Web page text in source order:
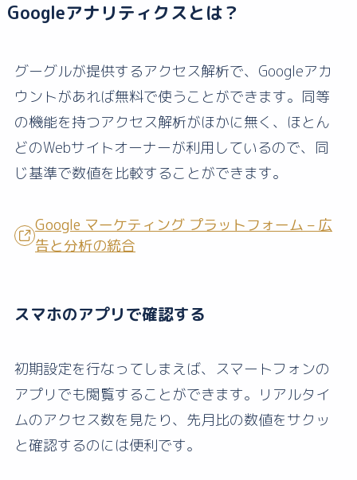
Googleアナリティクスとは？
グーグルが提供するアクセス解析で、Googleアカ
ウントがあれば無料で使うことができます。同等
の機能を持つアクセス解析がほかに無く、ほとん
どのWebサイトオーナーが利用しているので、同
じ基準で数値を比較することができます。
Google マーケティング プラットフォーム – 広
告と分析の統合
スマホのアプリで確認する
初期設定を行なってしまえば、スマートフォンの
アプリでも閲覧することができます。リアルタイ
ムのアクセス数を見たり、先月比の数値をサクッ
と確認するのには便利です。